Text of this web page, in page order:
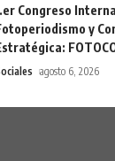
Congreso
y
agosto 6, 2026